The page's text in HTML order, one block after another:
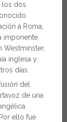
los dos
a Roma,
imponente
Westminster,
inglesa y
días.
del
de una
ello fue